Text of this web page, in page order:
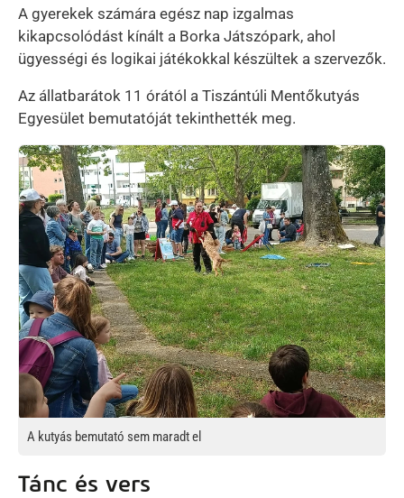
A gyerekek számára egész nap izgalmas
kikapcsolódást kínált a Borka Játszópark, ahol
ügyességi és logikai játékokkal készültek a szervezők.
Az állatbarátok 11 órától a Tiszántúli Mentőkutyás
Egyesület bemutatóját tekinthették meg.
Kép
A kutyás bemutató sem maradt el
Tánc és vers